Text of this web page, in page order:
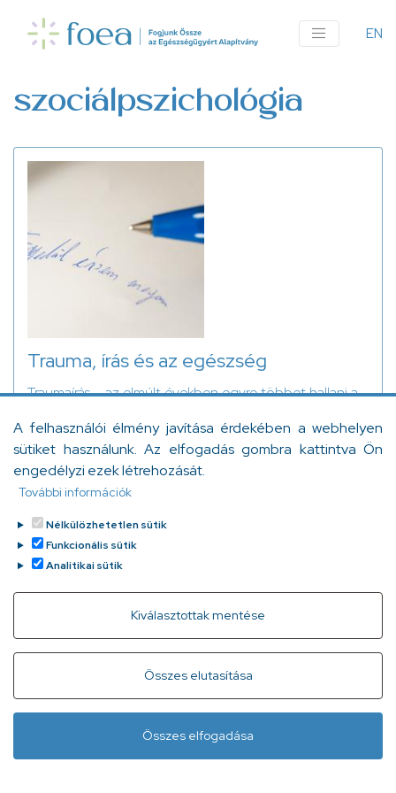
A felhasználói élmény javítása érdekében a webhelyen
sütiket használunk. Az elfogadás gombra kattintva Ön
engedélyzi ezek létrehozását.
További információk
Nélkülözhetetlen sütik
Funkcionális sütik
Analitikai sütik
Kiválasztottak mentése
Összes elutasítása
Withdraw consent
Összes elfogadása
tartalomra
EN
szociálpszichológia
Trauma, írás és az egészség
Traumaírás – az elmúlt években egyre többet hallani a
vizsgálják, milyen jótékony hatással van a traumák
„kiírása” az egyén egészségi állapotára.
Bödő Anita
Gyorslinkek
Adatvédelem Kapcsolat
+ 36 1 296 2556(normál díjas, 8:00-20:00 között
hívható)